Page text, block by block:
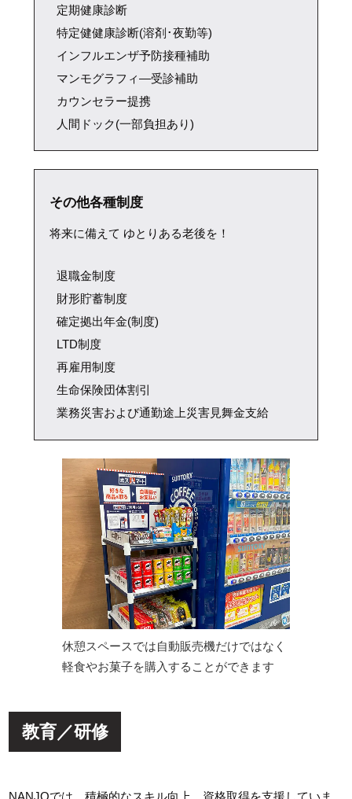
定期健康診断
特定健健康診断(溶剤･夜勤等)
インフルエンザ予防接種補助
マンモグラフィ―受診補助
カウンセラー提携
人間ドック(一部負担あり)
その他各種制度
将来に備えて ゆとりある老後を！
退職金制度
財形貯蓄制度
確定拠出年金(制度)
LTD制度
再雇用制度
生命保険団体割引
業務災害および通勤途上災害見舞金支給
休憩スペースでは自動販売機だけではなく
軽食やお菓子を購入することができます
教育／研修